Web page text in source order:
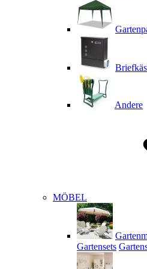
Andere
MÖBEL
Gartensets